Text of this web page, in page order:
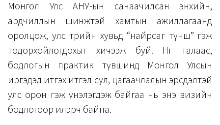
Монгол Улс АНУ-ын санаачилсан энхийн,
ардчиллын шинжтэй хамтын ажиллагаанд
оролцож, улс төрийн хувьд “найрсаг түнш” гэж
тодорхойлогдохыг хичээж буй. Нөгөө талаас,
бодлогын практик түвшинд Монгол Улсын
иргэдэд итгэх итгэл сул, цагаачлалын эрсдэлтэй
улс орон гэж үнэлэгдэж байгаа нь энэ визийн
бодлогоор илэрч байна.